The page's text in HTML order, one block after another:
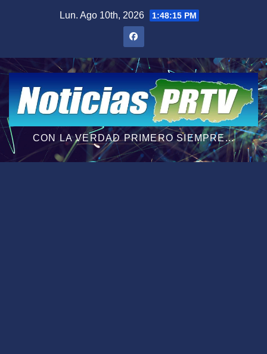
Lun. Ago 10th, 2026 1:48:16 PM
CON LA VERDAD PRIMERO SIEMPRE...